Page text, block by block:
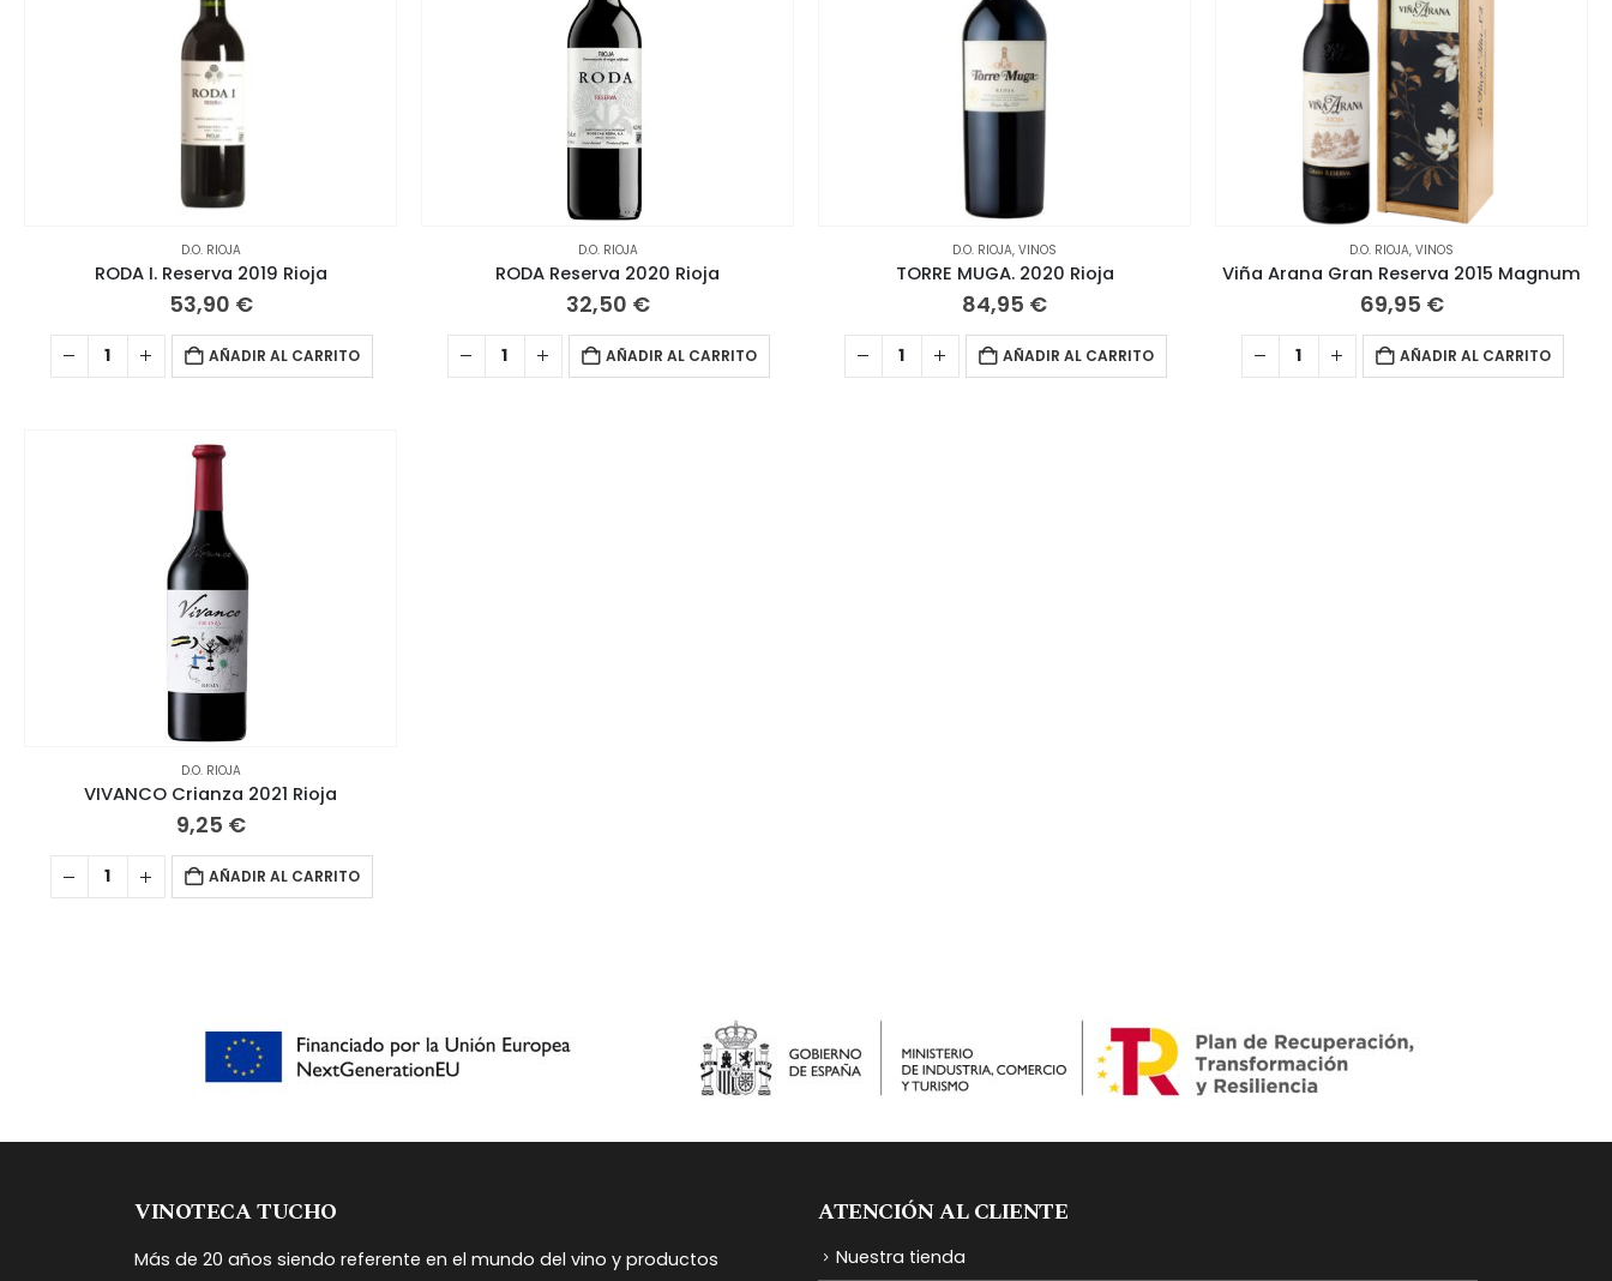
D.O. RIOJA
RODA I. Reserva 2019 Rioja
53,90 €
AÑADIR AL CARRITO
D.O. RIOJA
RODA Reserva 2020 Rioja
32,50 €
AÑADIR AL CARRITO
D.O. RIOJA, VINOS
TORRE MUGA. 2020 Rioja
84,95 €
AÑADIR AL CARRITO
D.O. RIOJA, VINOS
Viña Arana Gran Reserva 2015 Magnum
69,95 €
AÑADIR AL CARRITO
D.O. RIOJA
VIVANCO Crianza 2021 Rioja
9,25 €
AÑADIR AL CARRITO
VINOTECA TUCHO
Más de 20 años siendo referente en el mundo del vino y productos
ATENCIÓN AL CLIENTE
Nuestra tienda